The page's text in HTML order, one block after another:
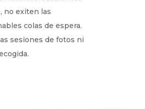
no exiten las
colas de espera.
sesiones de fotos ni